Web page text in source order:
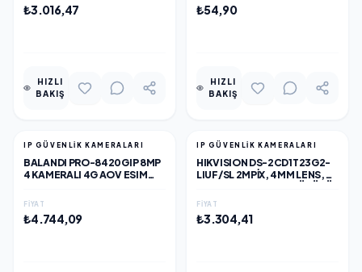
₺3.016,47
HIZLI
BAKIŞ
₺54,90
HIZLI
BAKIŞ
IP GÜVENLİK KAMERALARI
BALANDI PRO-8420GIP 8MP
4 KAMERALI 4G AOV ESIM
YAZILIM
FIYAT
₺4.744,09
IP GÜVENLİK KAMERALARI
HIKVISION DS-2CD1T23G2-
LIUF/SL 2MPIX, 4MM LENS,
HYBRID LIGHT, SD
POE, BULLET IP KAMERA
FIYAT
₺3.304,41